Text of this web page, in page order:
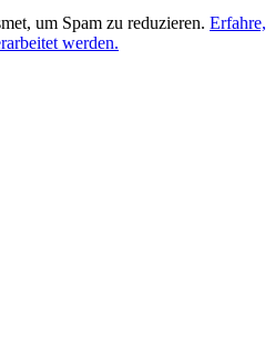
um Spam zu reduzieren. Erfahre,
werden.